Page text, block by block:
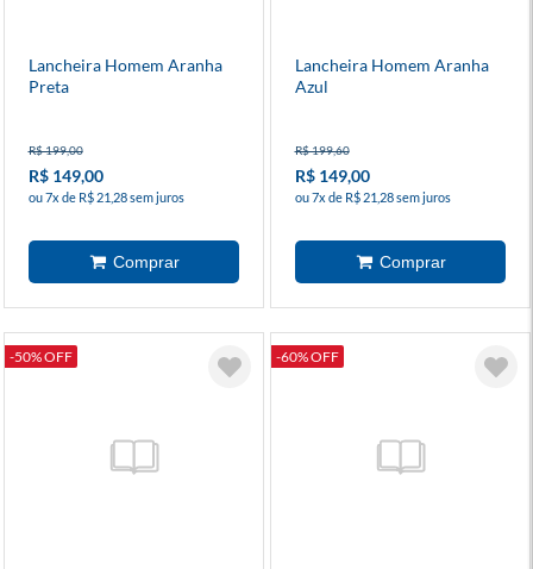
Lancheira Homem Aranha
Preta
R$ 199,00
R$ 149,00
ou 7x de R$ 21,28 sem juros
Lancheira Homem Aranha
Azul
R$ 199,60
R$ 149,00
ou 7x de R$ 21,28 sem juros
-50% OFF -60% OFF